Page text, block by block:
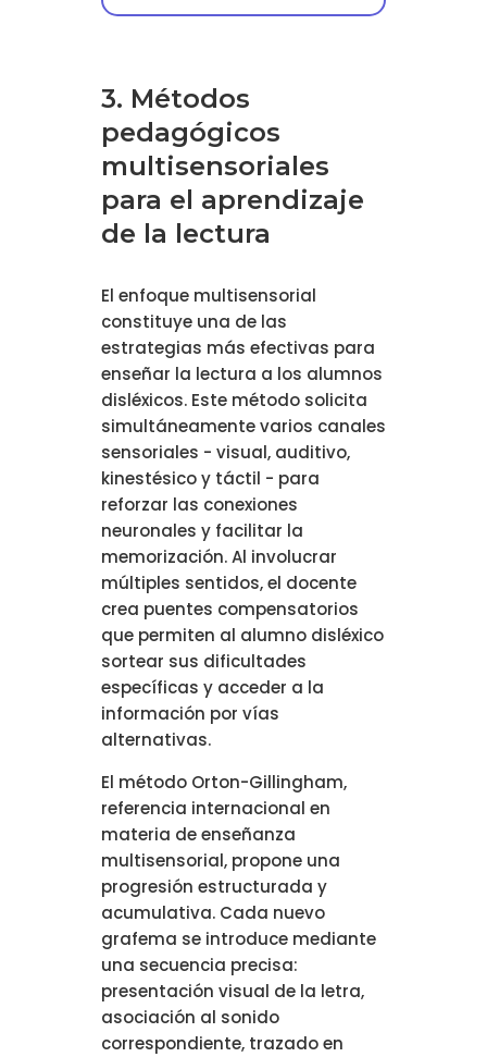
3. Métodos
pedagógicos
multisensoriales
para el aprendizaje
de la lectura
El enfoque multisensorial
constituye una de las
estrategias más efectivas para
enseñar la lectura a los alumnos
disléxicos. Este método solicita
simultáneamente varios canales
sensoriales - visual, auditivo,
kinestésico y táctil - para
reforzar las conexiones
neuronales y facilitar la
memorización. Al involucrar
múltiples sentidos, el docente
crea puentes compensatorios
que permiten al alumno disléxico
sortear sus dificultades
específicas y acceder a la
información por vías
alternativas.
El método Orton-Gillingham,
referencia internacional en
materia de enseñanza
multisensorial, propone una
progresión estructurada y
acumulativa. Cada nuevo
grafema se introduce mediante
una secuencia precisa:
presentación visual de la letra,
asociación al sonido
correspondiente, trazado en